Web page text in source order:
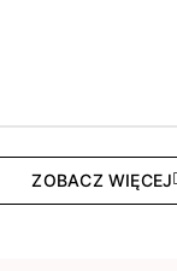
ZOBACZ WIĘCEJ